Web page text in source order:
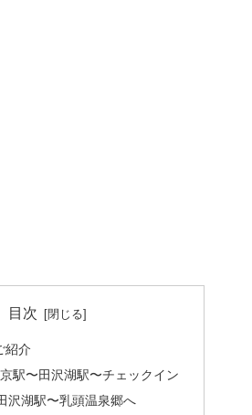
目次
紹介
京駅〜田沢湖駅〜チェックイン
沢湖駅〜乳頭温泉郷へ